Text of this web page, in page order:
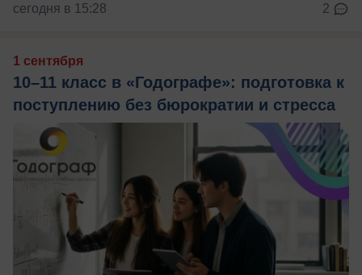
сегодня в 15:28 2
1 сентября
10–11 класс в «Годографе»: подготовка к
поступлению без бюрократии и стресса